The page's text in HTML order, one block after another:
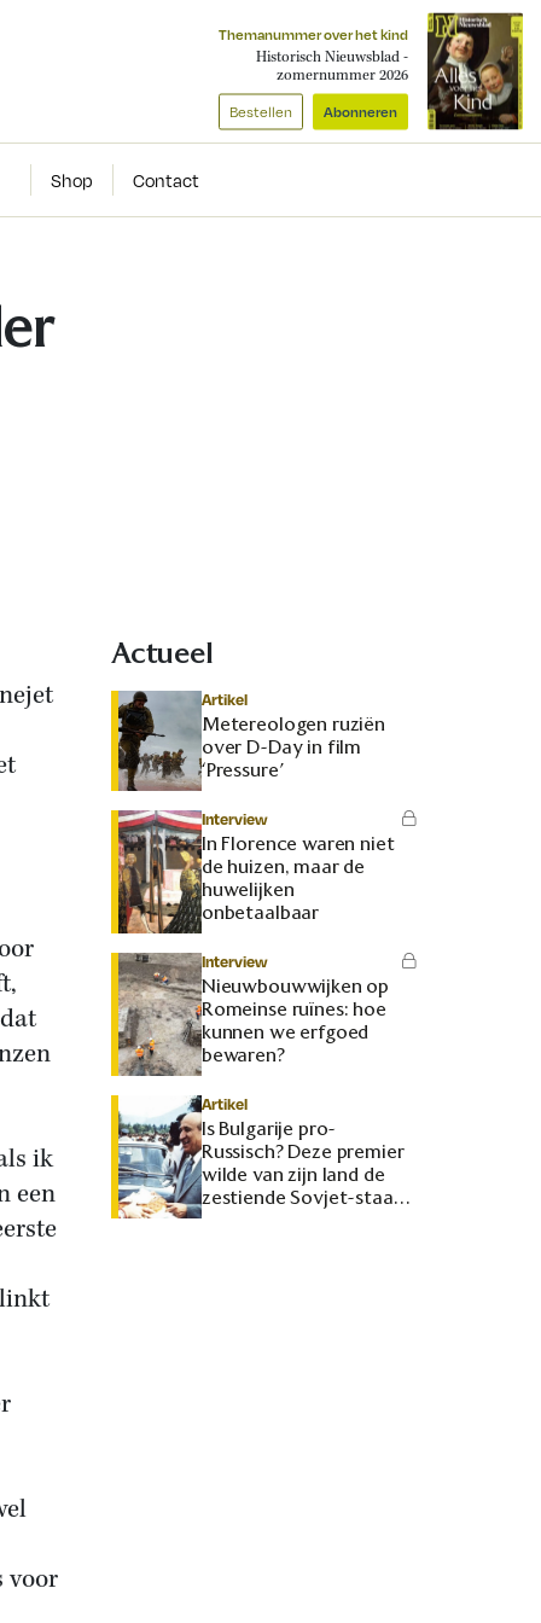
Themanummer over het kind
Historisch Nieuwsblad -
zomernummer 2026
Bestellen Abonneren
Shop Contact
ik
een
voor
Actueel
Artikel
Metereologen ruziën
over D-Day in film
‘Pressure’
Interview
In Florence waren niet
de huizen, maar de
huwelijken
onbetaalbaar
Interview
Nieuwbouwwijken op
Romeinse ruïnes: hoe
kunnen we erfgoed
bewaren?
Artikel
Is Bulgarije pro-
Russisch? Deze premier
wilde van zijn land de
zestiende Sovjet-staat
maken